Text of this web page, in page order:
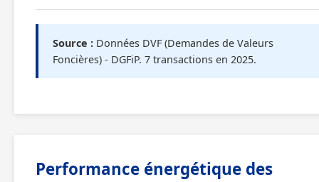
Source : Données DVF (Demandes de Valeurs
Foncières) - DGFiP. 7 transactions en 2025.
Performance énergétique des